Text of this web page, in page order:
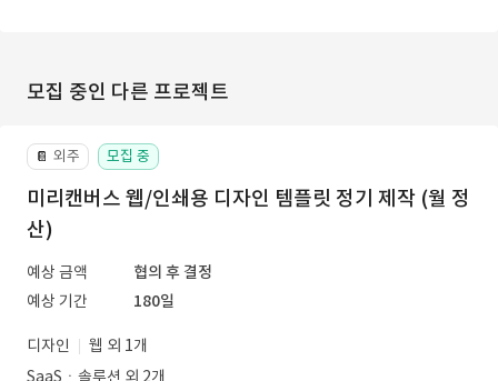
모집 중인 다른 프로젝트
📔 외주 모집 중
미리캔버스 웹/인쇄용 디자인 템플릿 정기 제작 (월 정
산)
예상 금액
협의 후 결정
예상 기간
180일
디자인
웹 외 1개
SaaSㆍ솔루션 외 2개